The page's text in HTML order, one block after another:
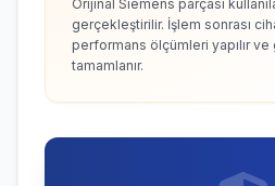
Orijinal Siemens parçası
gerçekleştirilir. İşlem sonrası
performans ölçümleri yapılır
tamamlanır.